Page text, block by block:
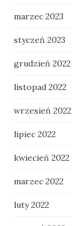
marzec 2023
styczeń 2023
grudzień 2022
listopad 2022
wrzesień 2022
lipiec 2022
kwiecień 2022
marzec 2022
luty 2022